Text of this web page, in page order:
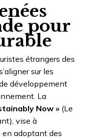
pour
étrangers des
sur les
développement
La
Now » (Le
vise à
en adoptant des